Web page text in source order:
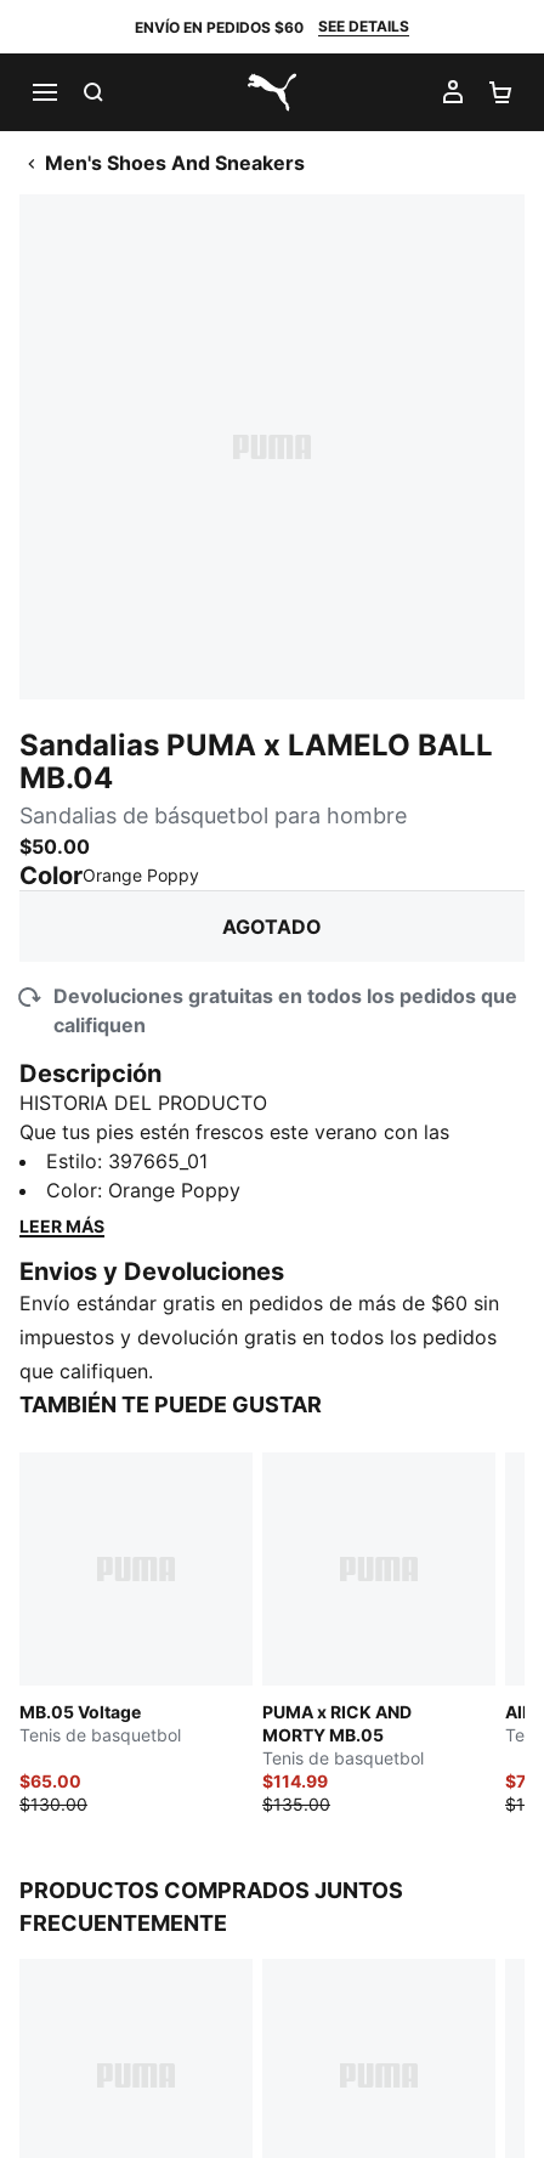
ENVÍO EN PEDIDOS $60 SEE DETAILS
PUMA.com
MI
Men's Shoes And Sneakers
Sandalias PUMA x LAMELO BALL
MB.04
Sandalias de básquetbol para hombre
$50.00
ColorOrange Poppy:
AGOTADO
Devoluciones gratuitas en todos los pedidos que
califiquen
Descripción
HISTORIA DEL PRODUCTO
Que tus pies estén frescos este verano con las
sandalias de basquetbol MB.04. Cómodas y
resistentes al agua, estas sandalias únicas te permiten
llevar el estilo de la cancha a la playa o la alberca.
goma EVA moldeada y suela antideslizante. Muestra
tu juego más allá de la cancha.
DETALLES
Cómoda plantilla texturizada, de goma EVA moldeada
Suela con patrón antideslizante
Estilo: 397665_01
Color: Orange Poppy
LEER MÁS
Envios y Devoluciones
Envío estándar gratis en pedidos de más de $60 sin
impuestos y devolución gratis en todos los pedidos
que califiquen.
TAMBIÉN TE PUEDE GUSTAR
MB.05 Voltage
Tenis de basquetbol
$65.00
$130.00
PUMA x RICK AND
MORTY MB.05
Tenis de basquetbol
$114.99
$135.00
All-
PRODUCTOS COMPRADOS JUNTOS
FRECUENTEMENTE